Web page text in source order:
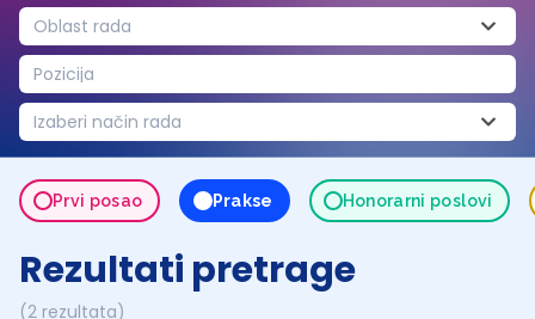
Oblast rada
Pozicija
Izaberi način rada
Prvi posao Prakse Honorarni poslovi
Rezultati pretrage
(2 rezultata)